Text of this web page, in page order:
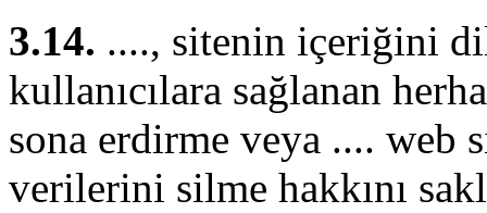
3.14. ...., sitenin içeriğini
kullanıcılara sağlanan
sona erdirme veya .... web
verilerini silme hakkını